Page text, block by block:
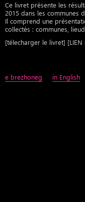
Ce livret présente les
2015 dans les communes
Il comprend une
collectés : communes,
[télecharger le livret] [LIEN
e brezhoneg in English